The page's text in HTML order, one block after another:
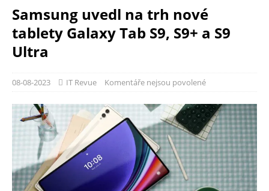
Samsung uvedl na trh nové
tablety Galaxy Tab S9, S9+ a S9
Ultra
08-08-2023 IT Revue Komentáře nejsou povolené